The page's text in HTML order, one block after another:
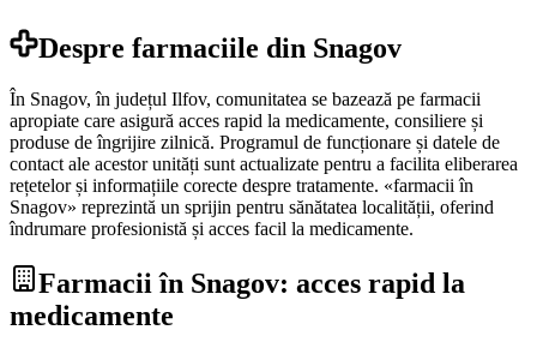
Despre farmaciile din Snagov
În Snagov, în județul Ilfov, comunitatea se bazează pe farmacii
apropiate care asigură acces rapid la medicamente, consiliere și
produse de îngrijire zilnică. Programul de funcționare și datele de
contact ale acestor unități sunt actualizate pentru a facilita eliberarea
rețetelor și informațiile corecte despre tratamente. «farmacii în
Snagov» reprezintă un sprijin pentru sănătatea localității, oferind
îndrumare profesionistă și acces facil la medicamente.
Farmacii în Snagov: acces rapid la
medicamente